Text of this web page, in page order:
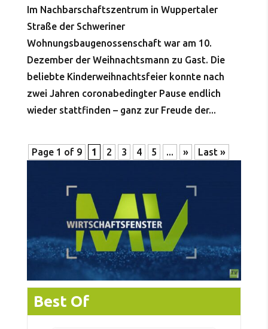
Im Nachbarschaftszentrum in Wuppertaler
Straße der Schweriner
Wohnungsbaugenossenschaft war am 10.
Dezember der Weihnachtsmann zu Gast. Die
beliebte Kinderweihnachtsfeier konnte nach
zwei Jahren coronabedingter Pause endlich
wieder stattfinden – ganz zur Freude der...
Page 1 of 9 1 2 3 4 5 ... » Last »
Best Of